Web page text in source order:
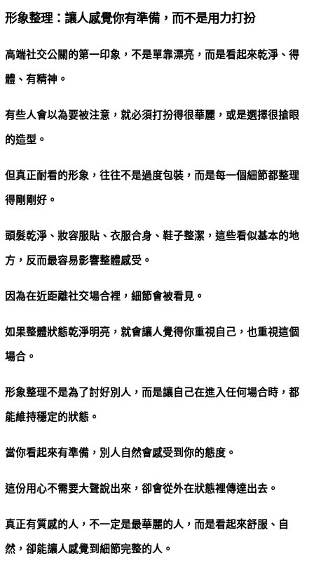
形象整理：讓人感覺你有準備，而不是用力打扮
高端社交公關的第一印象，不是單靠漂亮，而是看起來乾淨、得
體、有精神。
有些人會以為要被注意，就必須打扮得很華麗，或是選擇很搶眼
的造型。
但真正耐看的形象，往往不是過度包裝，而是每一個細節都整理
得剛剛好。
頭髮乾淨、妝容服貼、衣服合身、鞋子整潔，這些看似基本的地
方，反而最容易影響整體感受。
因為在近距離社交場合裡，細節會被看見。
如果整體狀態乾淨明亮，就會讓人覺得你重視自己，也重視這個
場合。
形象整理不是為了討好別人，而是讓自己在進入任何場合時，都
能維持穩定的狀態。
當你看起來有準備，別人自然會感受到你的態度。
這份用心不需要大聲說出來，卻會從外在狀態裡傳達出去。
真正有質感的人，不一定是最華麗的人，而是看起來舒服、自
然，卻能讓人感覺到細節完整的人。